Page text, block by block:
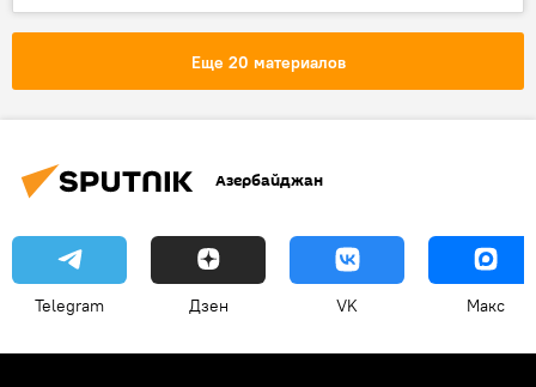
Абшерон
Облачно
Еще 20 материалов
Азербайджан
Telegram Дзен VK Макс